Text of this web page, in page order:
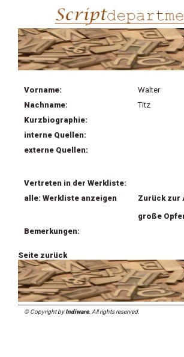
Vorname:
Walter
Nachname:
Titz
Kurzbiographie:
interne Quellen:
externe Quellen:
Vertreten in der Werkliste:
alle: Werkliste anzeigen
Zurück zur
große
Bemerkungen:
Seite zurück
© Copyright byIndiware. All rights reserved.